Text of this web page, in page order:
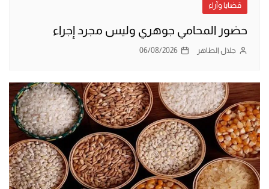
قضايا وآراء
حضور المحامي جوهري وليس مجرد إجراء
جلال الطاهر 06/08/2026